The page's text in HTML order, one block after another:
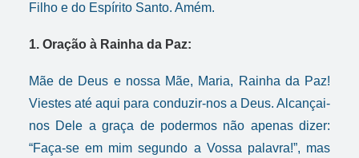
Filho e do Espírito Santo. Amém.
1. Oração à Rainha da Paz:
Mãe de Deus e nossa Mãe, Maria, Rainha da Paz!
Viestes até aqui para conduzir-nos a Deus. Alcançai-
nos Dele a graça de podermos não apenas dizer:
“Faça-se em mim segundo a Vossa palavra!”, mas